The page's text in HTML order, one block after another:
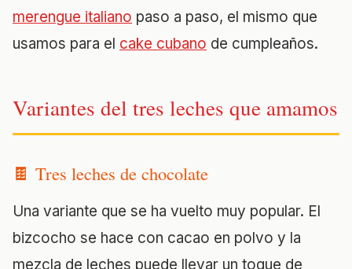
merengue italiano paso a paso, el mismo que
usamos para el cake cubano de cumpleaños.
Variantes del tres leches que amamos
🍫 Tres leches de chocolate
Una variante que se ha vuelto muy popular. El
bizcocho se hace con cacao en polvo y la
mezcla de leches puede llevar un toque de